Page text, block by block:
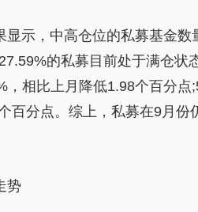
显示，中高仓位的私募基金数
的私募 目前处于满仓状
，相比上月降低1.98个百分点
百分点。综上， 私募在9月份
势